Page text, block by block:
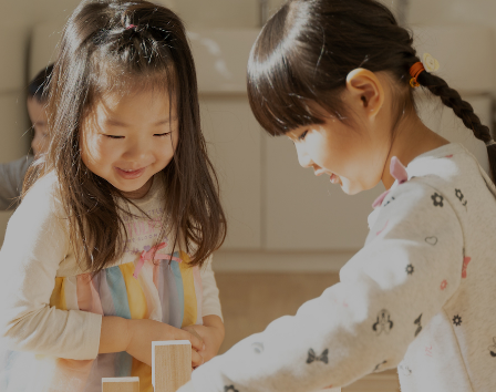
各園のブログ
2026.08.06 赤しそジュース作り～にじ組～2026.08.0
5 【そら組】誕生会
一覧を見る